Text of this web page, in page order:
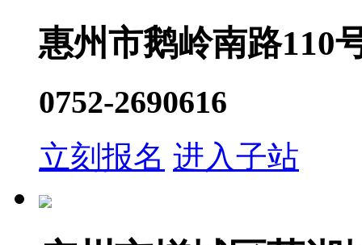
惠州市鹅岭南路110
0752-2690616
立刻报名 进入子站